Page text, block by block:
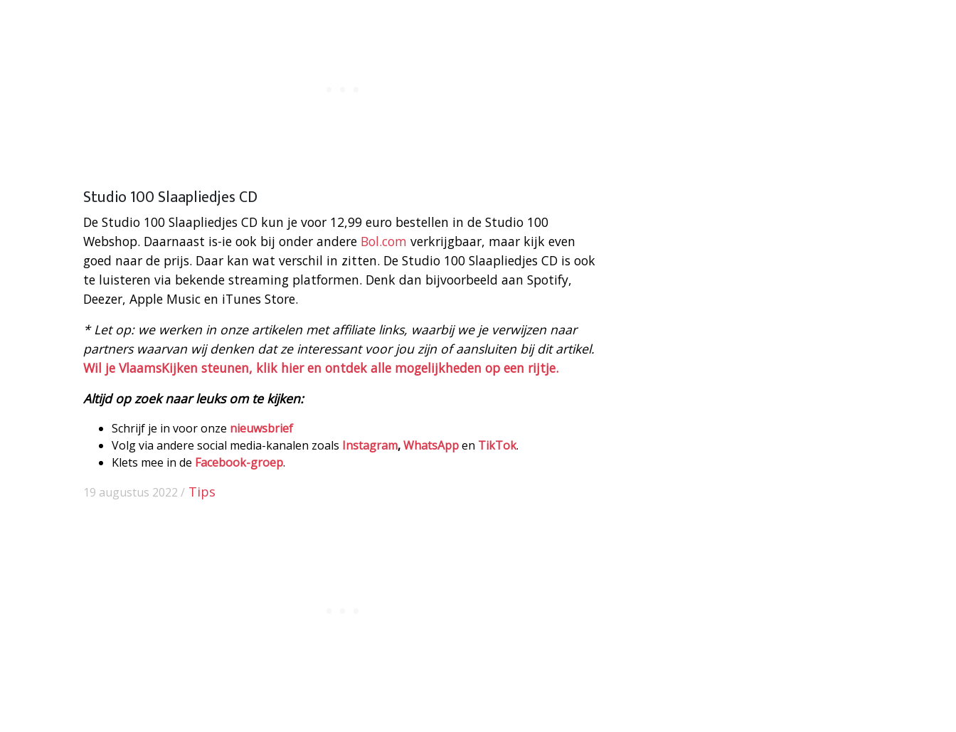
Studio 100 Slaapliedjes CD
De Studio 100 Slaapliedjes CD kun je voor 12,99 euro bestellen in de Studio 100
Webshop. Daarnaast is-ie ook bij onder andere Bol.com verkrijgbaar, maar kijk even
goed naar de prijs. Daar kan wat verschil in zitten. De Studio 100 Slaapliedjes CD is ook
te luisteren via bekende streaming platformen. Denk dan bijvoorbeeld aan Spotify,
Deezer, Apple Music en iTunes Store.
* Let op: we werken in onze artikelen met affiliate links, waarbij we je verwijzen naar
partners waarvan wij denken dat ze interessant voor jou zijn of aansluiten bij dit artikel.
Wil je VlaamsKijken steunen, klik hier en ontdek alle mogelijkheden op een rijtje.
Altijd op zoek naar leuks om te kijken:
Schrijf je in voor onze nieuwsbrief
Volg via andere social media-kanalen zoals Instagram,WhatsAppen TikTok.
Klets mee in de Facebook-groep.
19 augustus 2022 / Tips